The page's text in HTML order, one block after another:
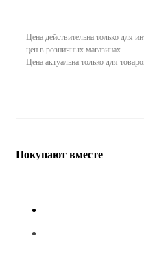
Цена действительна только для
цен в розничных магазинах.
Цена актуальна только для
Покупают вместе